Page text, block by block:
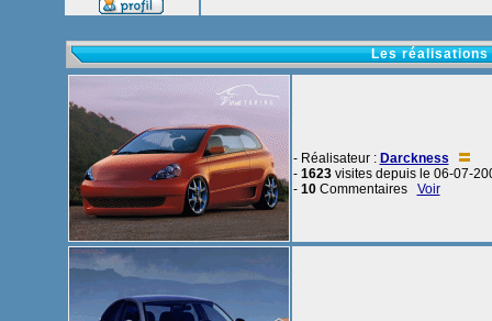
Les réalisations
- Réalisateur : Darckness
- 1623visites depuis le 06-07-
- 10Commentaires Voir